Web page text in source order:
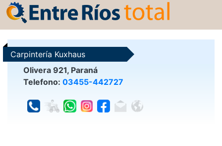
Carpintería Kuxhaus
Olivera 921, Paraná
Telefono: 03455-442727